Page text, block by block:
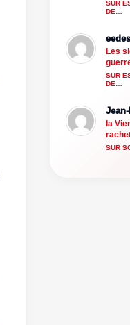
SUR
DE…
eedes
Les
SUR
DE…
la
SUR